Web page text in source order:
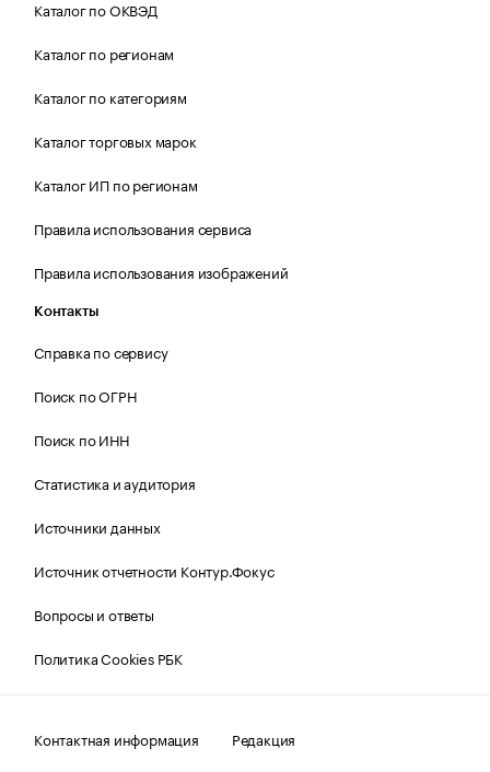
Каталог по ОКВЭД
Каталог по регионам
Каталог по категориям
Каталог торговых марок
Каталог ИП по регионам
Правила использования сервиса
Правила использования изображений
Контакты
Справка по сервису
Поиск по ОГРН
Поиск по ИНН
Статистика и аудитория
Источники данных
Источник отчетности Контур.Фокус
Вопросы и ответы
Политика Cookies РБК
Контактная информация
Редакция